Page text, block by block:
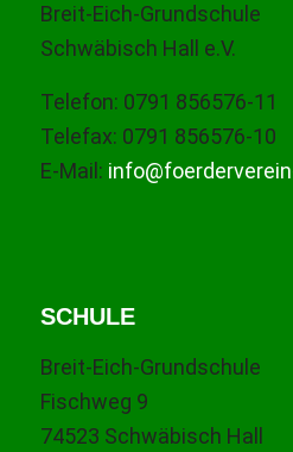
Breit-Eich-Grundschule
Schwäbisch Hall e.V.
Telefon: 0791 856576-11
Telefax: 0791 856576-10
E-Mail:
SCHULE
Breit-Eich-Grundschule
Fischweg 9
74523 Schwäbisch Hall